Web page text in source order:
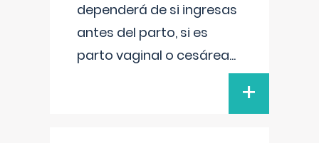
dependerá de si ingresas
antes del parto, si es
parto vaginal o cesárea...
+